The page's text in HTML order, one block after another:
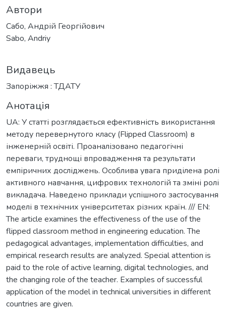
Автори
Сабо, Андрій Георгійович
Sabo, Andriy
Видавець
Запоріжжя : ТДАТУ
Анотація
UA: У статті розглядається ефективність використання
методу перевернутого класу (Flipped Classroom) в
інженерній освіті. Проаналізовано педагогічні
переваги, труднощі впровадження та результати
емпіричних досліджень. Особлива увага приділена ролі
активного навчання, цифрових технологій та зміні ролі
викладача. Наведено приклади успішного застосування
моделі в технічних університетах різних країн. /// EN:
The article examines the effectiveness of the use of the
flipped classroom method in engineering education. The
pedagogical advantages, implementation difficulties, and
empirical research results are analyzed. Special attention is
paid to the role of active learning, digital technologies, and
the changing role of the teacher. Examples of successful
application of the model in technical universities in different
countries are given.